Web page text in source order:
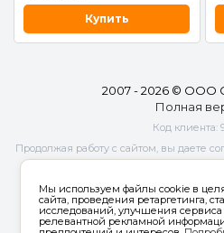
Купить
2007 - 2026 © ООО
Полная
Код клиента:
Продолжая работу с сайтом, вы даете
cookies иобработку персональных
улучшения сервиса и
информации на основе ваших
Мы используем файлы cookie в
сайта, проведения ретаргетинга,
исследований, улучшения
релевантной рекламной